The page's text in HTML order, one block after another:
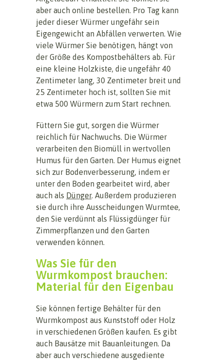
aber auch online bestellen. Pro Tag kann
jeder dieser Würmer ungefähr sein
Eigengewicht an Abfällen verwerten. Wie
viele Würmer Sie benötigen, hängt von
der Größe des Kompostbehälters ab. Für
eine kleine Holzkiste, die ungefähr 40
Zentimeter lang, 30 Zentimeter breit und
25 Zentimeter hoch ist, sollten Sie mit
etwa 500 Würmern zum Start rechnen.
Füttern Sie gut, sorgen die Würmer
reichlich für Nachwuchs. Die Würmer
verarbeiten den Biomüll in wertvollen
Humus für den Garten. Der Humus eignet
sich zur Bodenverbesserung, indem er
unter den Boden gearbeitet wird, aber
auch als Dünger. Außerdem produzieren
sie durch ihre Ausscheidungen Wurmtee,
den Sie verdünnt als Flüssigdünger für
Zimmerpflanzen und den Garten
verwenden können.
Was Sie für den
Wurmkompost brauchen:
Material für den Eigenbau
Sie können fertige Behälter für den
Wurmkompost aus Kunststoff oder Holz
in verschiedenen Größen kaufen. Es gibt
auch Bausätze mit Bauanleitungen. Da
aber auch verschiedene ausgediente